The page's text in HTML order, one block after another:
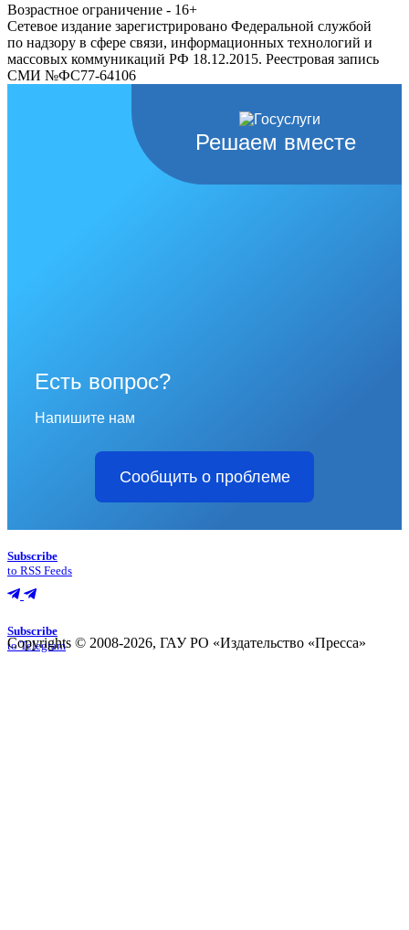
Возрастное ограничение - 16+
Сетевое издание зарегистрировано Федеральной службой
по надзору в сфере связи, информационных технологий и
массовых коммуникаций РФ 18.12.2015. Реестровая запись
СМИ №ФС77-64106
Решаем вместе
Есть вопрос?
Напишите нам
Сообщить о проблеме
Subscribe
to RSS Feeds
Subscribe
to Telegram
Copyrights © 2008-2026, ГАУ РО «Издательство «Пресса»